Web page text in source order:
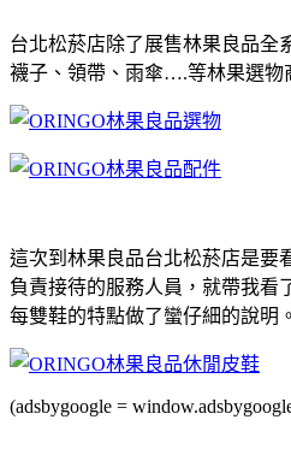
台北松菸店除了展售林果良品全
襪子、領帶、雨傘….等林果選物
這次到林果良品台北松菸店是要
負責接待的服務人員，就帶我看
每雙鞋的特點做了蠻仔細的說明。
(adsbygoogle =